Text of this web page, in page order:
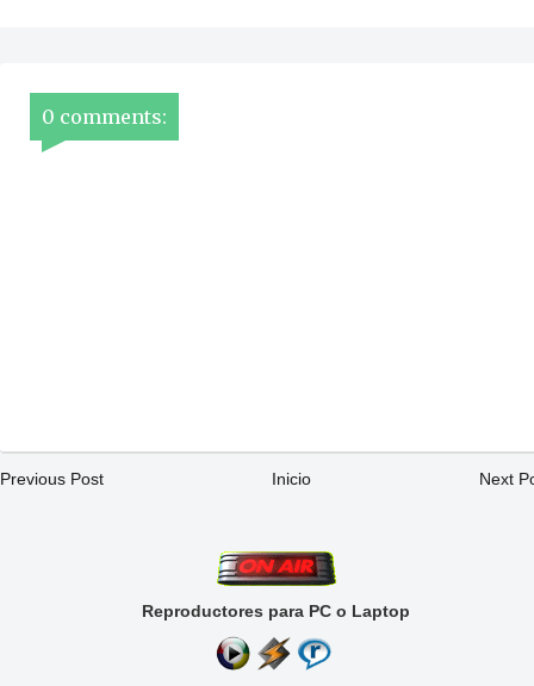
0 comments:
Previous Post Inicio Next
Reproductores para PC o Laptop